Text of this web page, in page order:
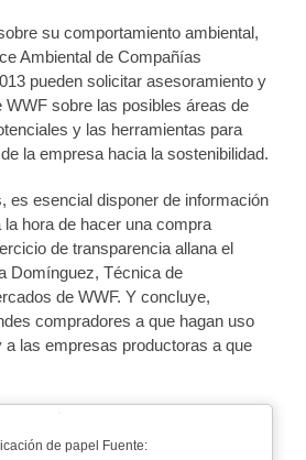
su comportamiento ambiental,
Ambiental de Compañías
pueden solicitar asesoramiento y
WWF sobre las posibles áreas de
y las herramientas para
la empresa hacia la sostenibilidad.
es esencial disponer de información
hora de hacer una compra
de transparencia allana el
Domínguez, Técnica de
de WWF. Y concluye,
compradores a que hagan uso
a las empresas productoras a que
de papel Fuente: